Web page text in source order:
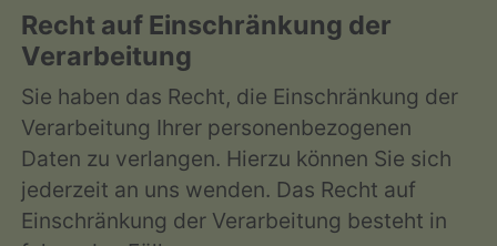
Recht auf Einschränkung der
Verarbeitung
Sie haben das Recht, die Einschränkung der
Verarbeitung Ihrer personenbezogenen
Daten zu verlangen. Hierzu können Sie sich
jederzeit an uns wenden. Das Recht auf
Einschränkung der Verarbeitung besteht in